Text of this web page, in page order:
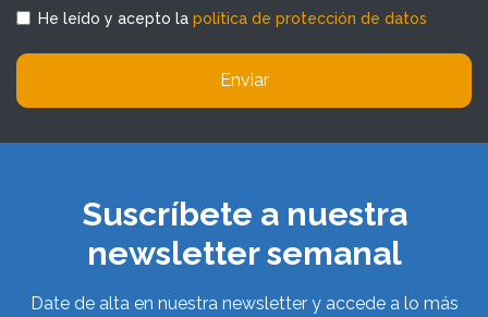
He leído y acepto la política de protección de datos
Enviar
Suscríbete a nuestra
newsletter semanal
Date de alta en nuestra newsletter y accede a lo más